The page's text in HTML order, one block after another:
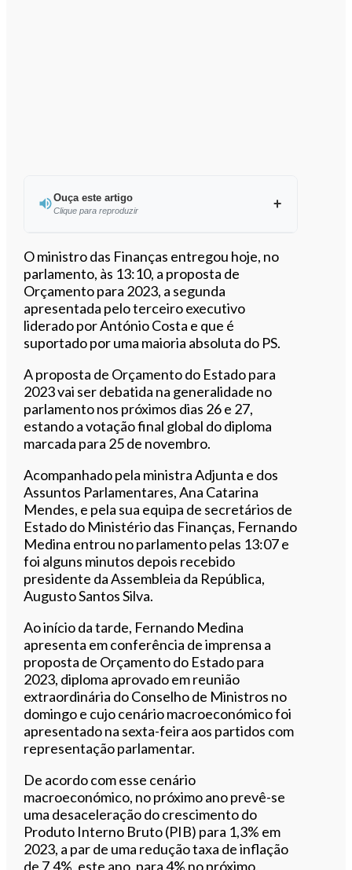
Ouça este artigo
Clique para reproduzir
Ouvir este artigo
O ministro das Finanças entregou hoje, no
parlamento, às 13:10, a proposta de
Orçamento para 2023, a segunda
apresentada pelo terceiro executivo
liderado por António Costa e que é
suportado por uma maioria absoluta do PS.
A proposta de Orçamento do Estado para
2023 vai ser debatida na generalidade no
parlamento nos próximos dias 26 e 27,
estando a votação final global do diploma
marcada para 25 de novembro.
Acompanhado pela ministra Adjunta e dos
Assuntos Parlamentares, Ana Catarina
Mendes, e pela sua equipa de secretários de
Estado do Ministério das Finanças, Fernando
Medina entrou no parlamento pelas 13:07 e
foi alguns minutos depois recebido
presidente da Assembleia da República,
Augusto Santos Silva.
Ao início da tarde, Fernando Medina
apresenta em conferência de imprensa a
proposta de Orçamento do Estado para
2023, diploma aprovado em reunião
extraordinária do Conselho de Ministros no
domingo e cujo cenário macroeconómico foi
apresentado na sexta-feira aos partidos com
representação parlamentar.
De acordo com esse cenário
macroeconómico, no próximo ano prevê-se
uma desaceleração do crescimento do
Produto Interno Bruto (PIB) para 1,3% em
2023, a par de uma redução taxa de inflação
de 7,4%, este ano, para 4% no próximo.